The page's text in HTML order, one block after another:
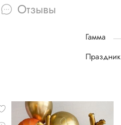
Отзывы
Гамма
Праздник